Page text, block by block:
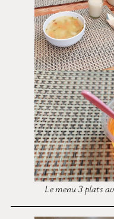
Le menu 3 plats